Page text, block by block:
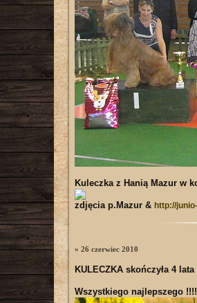
Kuleczka z Hanią Mazurw
zdjęcia p.Mazur & http://
» 26 czerwiec 2010
KULECZKA skończyła 4 lata
Wszystkiego najlepszego !!!!